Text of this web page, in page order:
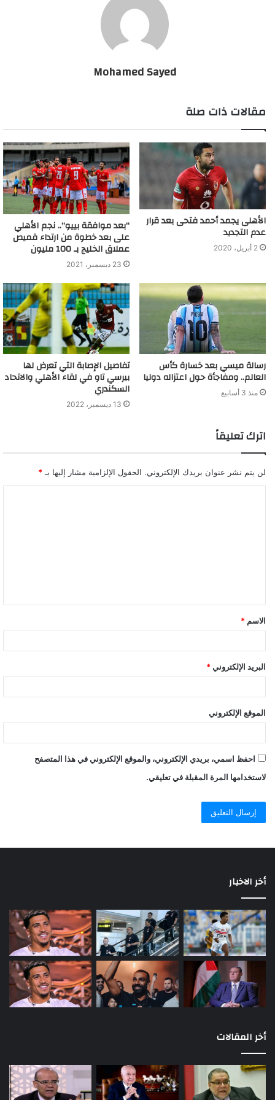
Mohamed Sayed
مقالات ذات صلة
الأهلى يجمد أحمد فتحى بعد قرار
عدم التجديد
2 أبريل، 2020
“بعد موافقة بييو”.. نجم الأهلي
على بعد خطوة من ارتداء قميص
عملاق الخليج بـ 100 مليون
23 ديسمبر، 2021
رسالة ميسي بعد خسارة كأس
العالم.. ومفاجأة حول اعتزاله دوليا
منذ 3 أسابيع
تفاصيل الإصابة التي تعرض لها
بيرسي تاو في لقاء الأهلي والاتحاد
السكندري
13 ديسمبر، 2022
اترك تعليقاً
لن يتم نشر عنوان بريدك الإلكتروني. الحقول الإلزامية مشار إليها بـ *
الاسم *
البريد الإلكتروني *
الموقع الإلكتروني
احفظ اسمي، بريدي الإلكتروني، والموقع الإلكتروني في هذا المتصفح
لاستخدامها المرة المقبلة في تعليقي.
أخر الاخبار
أخر المقالات